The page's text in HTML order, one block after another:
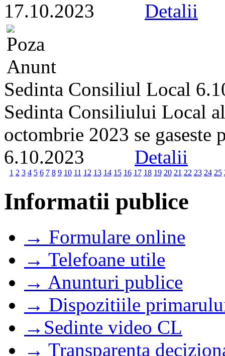
17.10.2023 Detalii
Sedinta Consiliul Local
Sedinta Consiliului Local
octombrie 2023 se
6.10.2023 Detalii
1 2 3 4 5 6 7 8 9 10 11 12 13 14 15 16 17 18 19 20 21 22 23 24 25
Informatii publice
→ Formulare online
→ Telefoane utile
→ Anunturi publice
→ Dispozitiile
→Sedinte video CL
→ Transparenta